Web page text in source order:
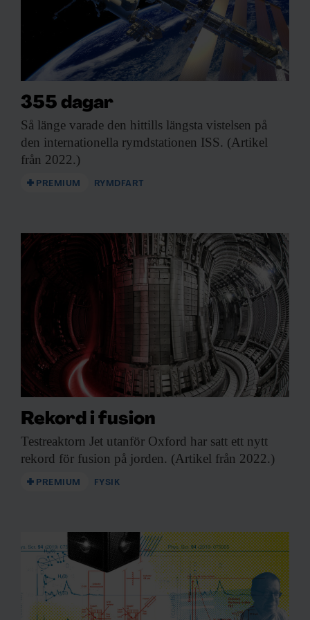
information från din enhet till de sociala medier och
annons- och analysföretag som vi samarbetar med.
Dessa kan i sin tur kombinera informationen med annan
information som du har tillhandahållit eller som de har
samlat in när du har använt deras tjänster.
355 dagar
Så länge varade den hittills längsta vistelsen på
den internationella rymdstationen ISS. (Artikel
från 2022.)
PREMIUM RYMDFART
Rekord i fusion
Testreaktorn Jet utanför Oxford har satt ett nytt
rekord för fusion på jorden. (Artikel från 2022.)
PREMIUM FYSIK